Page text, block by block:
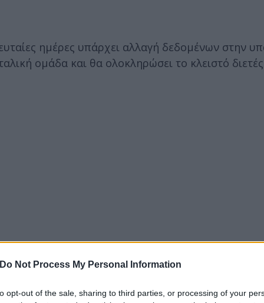
Do Not Process My Personal Information
opt-out of the sale, sharing to third parties, or processing of your
ημέρες υπάρχει αλλαγή δεδομένων στην
ομάδα και θα ολοκληρώσει το κλειστό
για βέβαιη αποχώρηση του 28χρονου από τη
ήρθαν σε συμφωνία και θα συνεχίσουν -